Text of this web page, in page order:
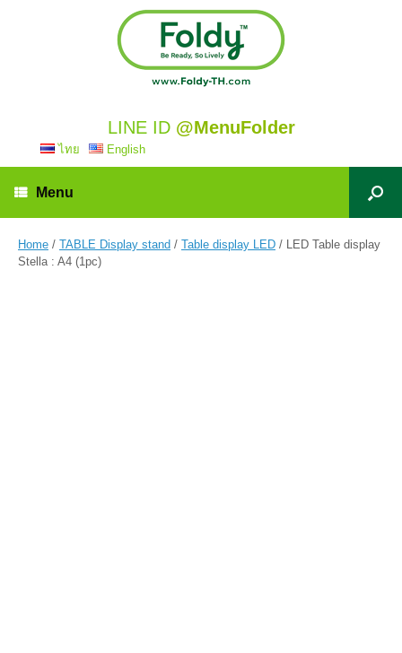
LINE ID @MenuFolder
ไทย English
Menu
Home / TABLE Display stand / Table display LED / LED Table display
Stella : A4 (1pc)